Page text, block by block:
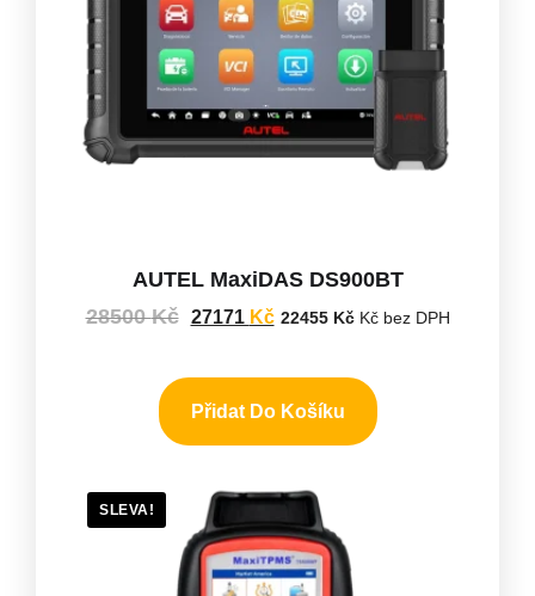
AUTEL MaxiDAS DS900BT
28500Kč 27171 Kč 22455 KčKč bez DPH
Přidat Do Košíku
SLEVA!